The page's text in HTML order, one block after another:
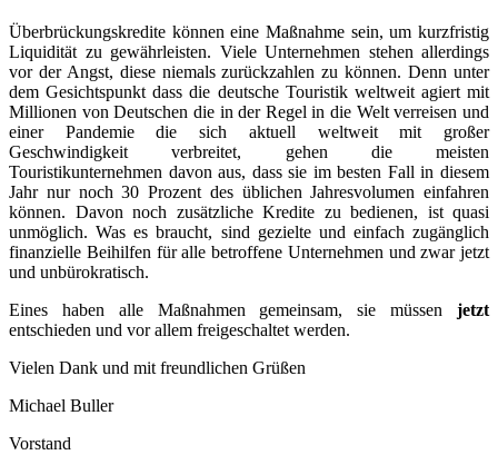
Überbrückungskredite können eine Maßnahme sein, um kurzfristig
Liquidität zu gewährleisten. Viele Unternehmen stehen allerdings
vor der Angst, diese niemals zurückzahlen zu können. Denn unter
dem Gesichtspunkt dass die deutsche Touristik weltweit agiert mit
Millionen von Deutschen die in der Regel in die Welt verreisen und
einer Pandemie die sich aktuell weltweit mit großer
Geschwindigkeit verbreitet, gehen die meisten
Touristikunternehmen davon aus, dass sie im besten Fall in diesem
Jahr nur noch 30 Prozent des üblichen Jahresvolumen einfahren
können. Davon noch zusätzliche Kredite zu bedienen, ist quasi
unmöglich. Was es braucht, sind gezielte und einfach zugänglich
finanzielle Beihilfen für alle betroffene Unternehmen und zwar jetzt
und unbürokratisch.
Eines haben alle Maßnahmen gemeinsam, sie müssen jetzt
entschieden und vor allem freigeschaltet werden.
Vielen Dank und mit freundlichen Grüßen
Michael Buller
Vorstand